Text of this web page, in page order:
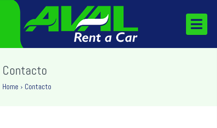
Contacto
Home › Contacto